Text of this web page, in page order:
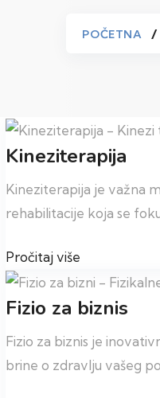
POČETNA
Kineziterapija
Kineziterapija je važna
rehabilitacije koja se
Pročitaj više
Fizio za biznis
Fizio za biznis je
brine o zdravlju vašeg